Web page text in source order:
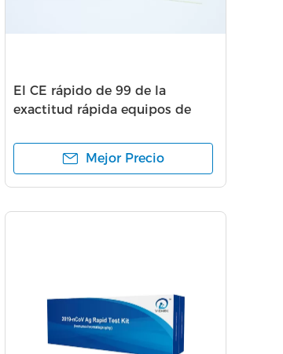
El CE rápido de 99 de la
exactitud rápida equipos de
Mejor Precio